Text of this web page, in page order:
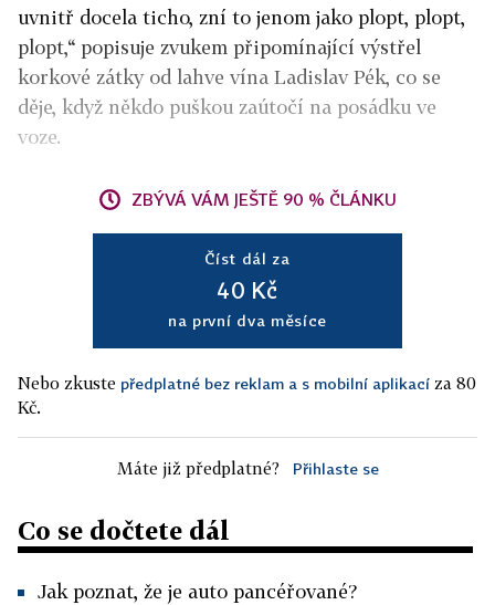
uvnitř docela ticho, zní to jenom jako plopt, plopt,
plopt,“ popisuje zvukem připomínající výstřel
korkové zátky od lahve vína Ladislav Pék, co se
děje, když někdo puškou zaútočí na posádku ve
voze.
ZBÝVÁ VÁM JEŠTĚ 90 % ČLÁNKU
Číst dál za
40 Kč
na první dva měsíce
Nebo zkuste předplatné bez reklam a s mobilní aplikací za 80
Kč.
Máte již předplatné? Přihlaste se
Co se dočtete dál
Jak poznat, že je auto pancéřované?